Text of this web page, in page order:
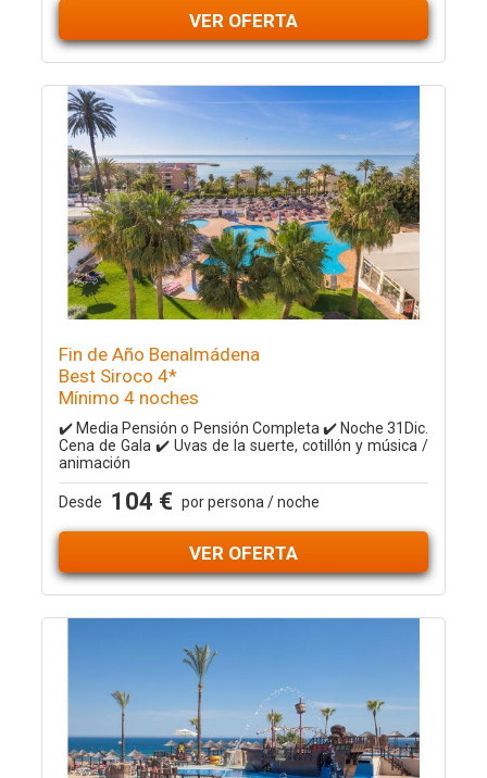
VER OFERTA
Fin de Año Benalmádena
Best Siroco 4*
Mínimo 4 noches
✔️ Media Pensión o Pensión Completa ✔️ Noche 31Dic.
Cena de Gala ✔️ Uvas de la suerte, cotillón y música /
animación
Desde 104 € por persona / noche
VER OFERTA